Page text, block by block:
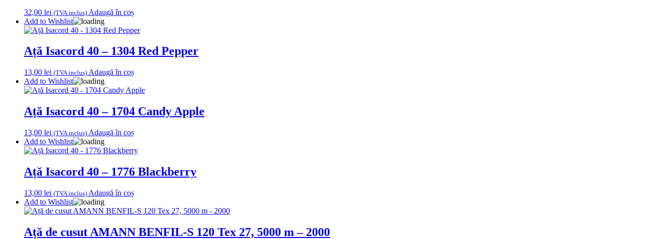
32,00 lei (TVA inclus) Adaugă în coș
Add to Wishlist
Ață Isacord 40 – 1304 Red Pepper
13,00 lei (TVA inclus) Adaugă în coș
Add to Wishlist
Ață Isacord 40 – 1704 Candy Apple
13,00 lei (TVA inclus) Adaugă în coș
Add to Wishlist
Ață Isacord 40 – 1776 Blackberry
13,00 lei (TVA inclus) Adaugă în coș
Add to Wishlist
Ață de cusut AMANN BENFIL-S 120 Tex 27, 5000 m – 2000